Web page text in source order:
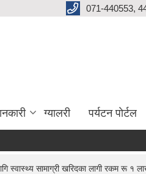
071-440553,
ग्यालरी पर्यटन पाेर्टल
सामाग्री खरिदका लागी रकम रू १